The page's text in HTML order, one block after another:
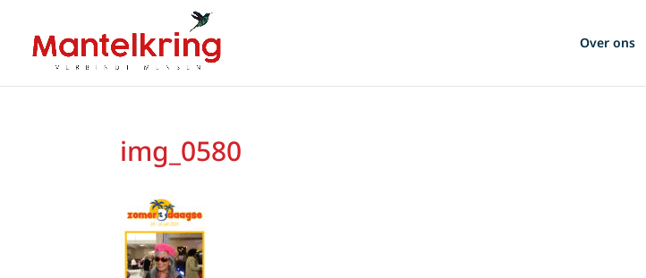
Over ons
img_0580